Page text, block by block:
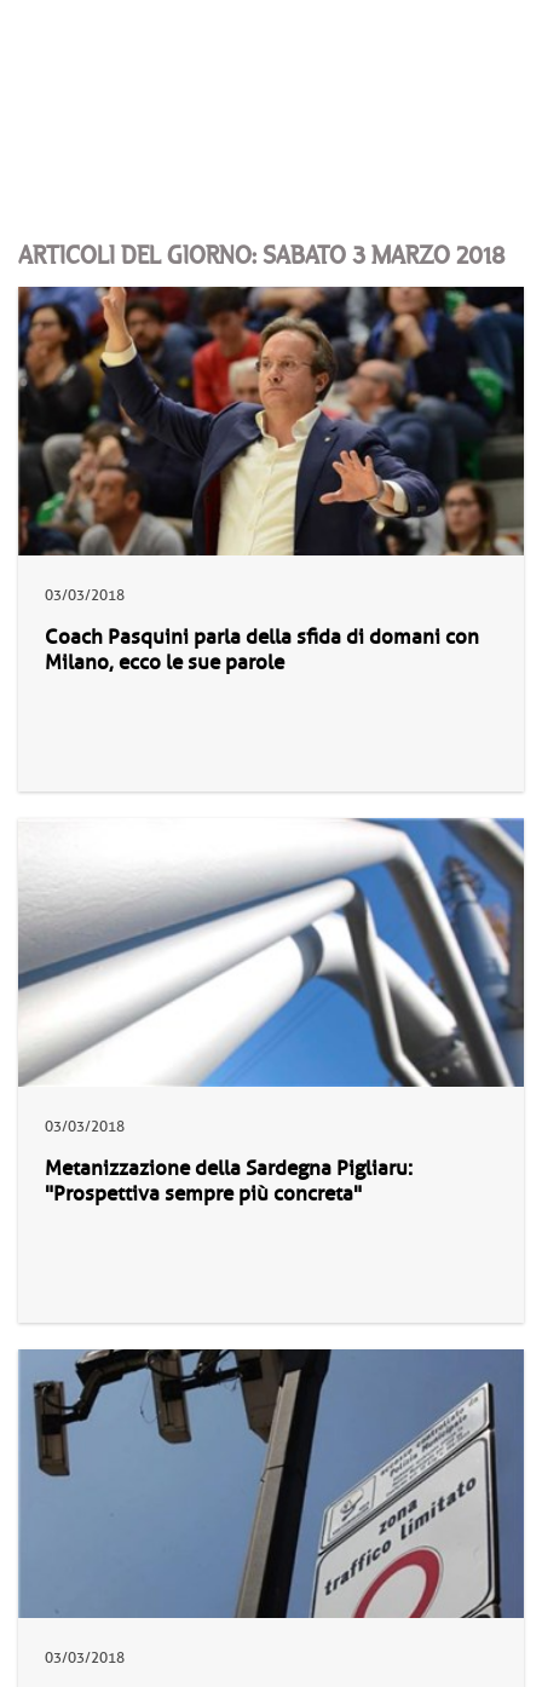
ARTICOLI DEL GIORNO: SABATO 3 MARZO 2018
03/03/2018
Coach Pasquini parla della sfida di domani con
Milano, ecco le sue parole
03/03/2018
Metanizzazione della Sardegna Pigliaru:
"Prospettiva sempre più concreta"
03/03/2018